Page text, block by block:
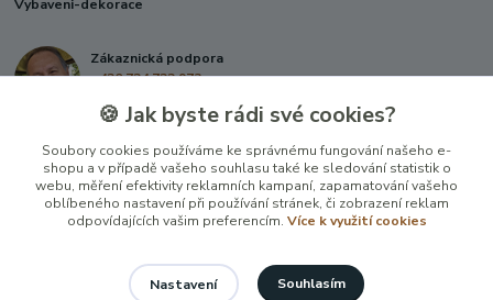
Vybaveni-dekorace
Zákaznická podpora
+420 724 722 973
info@vybaveni-dekorace.cz
🍪 Jak byste rádi své cookies?
Soubory cookies používáme ke správnému fungování našeho e-
shopu a v případě vašeho souhlasu také ke sledování statistik o
webu, měření efektivity reklamních kampaní, zapamatování vašeho
oblíbeného nastavení při používání stránek, či zobrazení reklam
odpovídajících vašim preferencím. Více k využití cookies
Nastavení Souhlasím